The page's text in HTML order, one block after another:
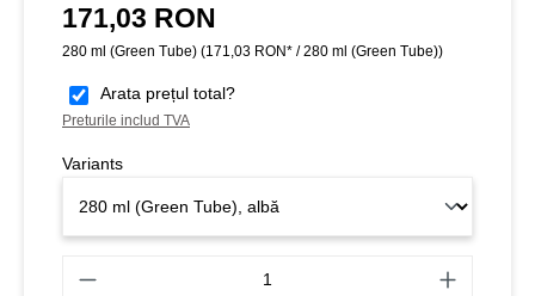
Preț obișnuit:
171,03 RON
280 ml (Green Tube) (171,03 RON* / 280 ml (Green Tube))
Arata prețul total?
Preturile includ TVA
Variants